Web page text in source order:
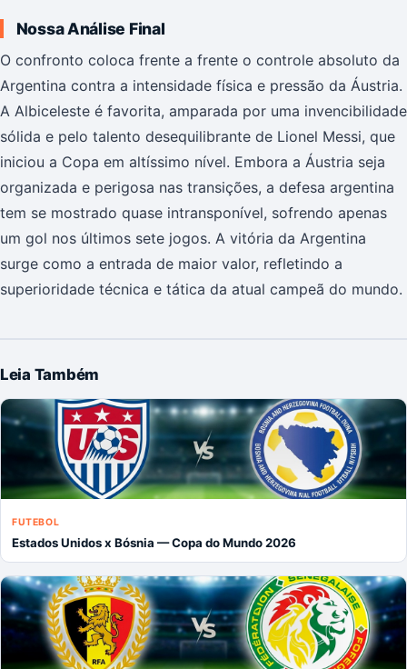
Nossa Análise Final
O confronto coloca frente a frente o controle absoluto da
Argentina contra a intensidade física e pressão da Áustria.
A Albiceleste é favorita, amparada por uma invencibilidade
sólida e pelo talento desequilibrante de Lionel Messi, que
iniciou a Copa em altíssimo nível. Embora a Áustria seja
organizada e perigosa nas transições, a defesa argentina
tem se mostrado quase intransponível, sofrendo apenas
um gol nos últimos sete jogos. A vitória da Argentina
surge como a entrada de maior valor, refletindo a
superioridade técnica e tática da atual campeã do mundo.
Leia Também
FUTEBOL
Estados Unidos x Bósnia — Copa do Mundo 2026